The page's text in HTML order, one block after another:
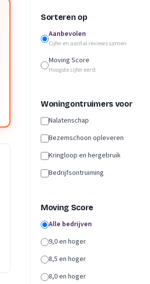
Sorteren op
Aanbevolen
Cijfer en aantal reviews samen
Moving Score
Hoogste cijfer eerst
Woningontruimers voor
Nalatenschap
Bezemschoon opleveren
Kringloop en hergebruik
Bedrijfsontruiming
Moving Score
Alle bedrijven
9,0 en hoger
8,5 en hoger
8,0 en hoger